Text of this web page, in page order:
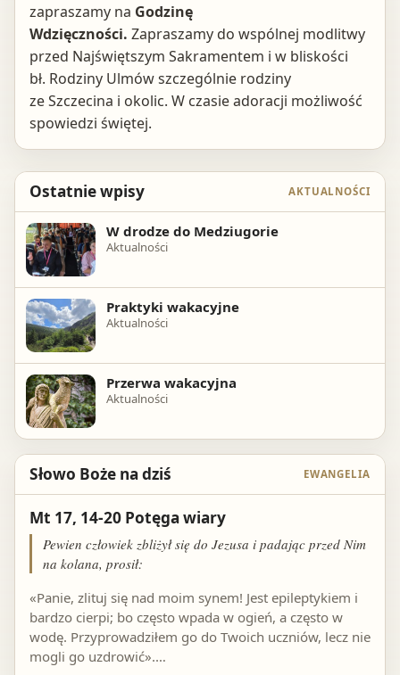
zapraszamy na Godzinę
Wdzięczności. Zapraszamy do wspólnej modlitwy
przed Najświętszym Sakramentem i w bliskości
bł. Rodziny Ulmów szczególnie rodziny
ze Szczecina i okolic. W czasie adoracji możliwość
spowiedzi świętej.
Ostatnie wpisy AKTUALNOŚCI
W drodze do Medziugorie
Aktualności
Praktyki wakacyjne
Aktualności
Przerwa wakacyjna
Aktualności
Słowo Boże na dziś EWANGELIA
Mt 17, 14-20 Potęga wiary
Pewien człowiek zbliżył się do Jezusa i padając przed Nim
na kolana, prosił:
«Panie, zlituj się nad moim synem! Jest epileptykiem i
bardzo cierpi; bo często wpada w ogień, a często w
wodę. Przyprowadziłem go do Twoich uczniów, lecz nie
mogli go uzdrowić».…